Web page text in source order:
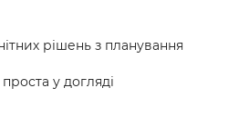
рішень з планування
у догляді